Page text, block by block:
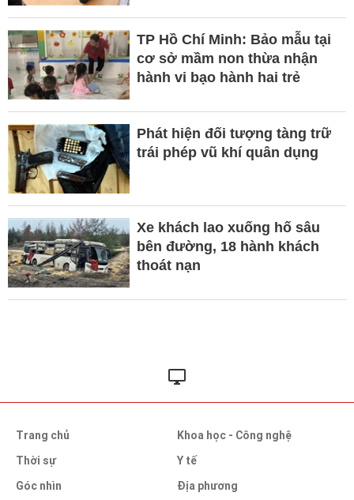
TP Hồ Chí Minh: Bảo mẫu tại
cơ sở mầm non thừa nhận
hành vi bạo hành hai trẻ
Phát hiện đối tượng tàng trữ
trái phép vũ khí quân dụng
Xe khách lao xuống hố sâu
bên đường, 18 hành khách
thoát nạn
Trang chủ
Thời sự
Góc nhìn
Khoa học - Công nghệ
Y tế
Địa phương